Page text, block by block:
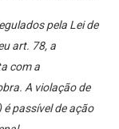
pela Lei de
art. 78, a
com a
A violação de
passível de ação